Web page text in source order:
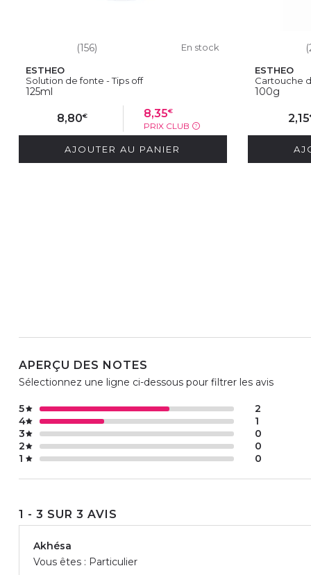
(156) En stock
ESTHEO
Solution de fonte - Tips off
125ml
8,80€ 8,35€
PRIX CLUB ?
AJOUTER AU PANIER
ESTHEO
Cartouche
100g
2,15
APERÇU DES NOTES
Sélectionnez une ligne ci-dessous pour filtrer les avis
1 0
2 0
3 0
4 1
5 2
1 - 3 SUR 3 AVIS
Akhésa
Vous êtes : Particulier